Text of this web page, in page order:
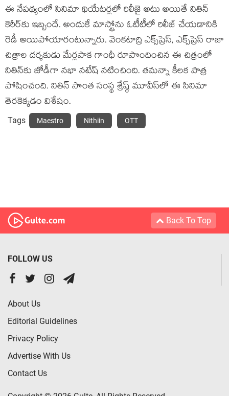
ఈ నేప‌థ్యంలో సినిమా థియేట‌ర్ల‌లో రిలీజై అటు అయితే నితిన్
కెరీర్‌కు ఇబ్బందే. అందుకే మాస్ట్రోను ఓటీటీలో రిలీజ్ చేయ‌డానికి
రెడీ అయిపోయారంటున్నారు. వెంక‌టాద్రి ఎక్స్‌ప్రెస్, ఎక్స్‌ప్రెస్ రాజా
చిత్రాల ద‌ర్శ‌కుడు మేర్ల‌పాక గాంధీ రూపొందించిన ఈ చిత్రంలో
నితిన్‌కు జోడీగా న‌భా న‌టేష్ న‌టించింది. త‌మ‌న్నా కీల‌క పాత్ర
పోషించంది. నితిన్ సొంత సంస్థ శ్రేష్ఠ్ మూవీస్‌లో ఈ సినిమా
తెర‌కెక్క‌డం విశేషం.
Tags Maestro Nithiin OTT
Back To Top
FOLLOW US
About Us
Editorial Guidelines
Privacy Policy
Advertise With Us
Contact Us